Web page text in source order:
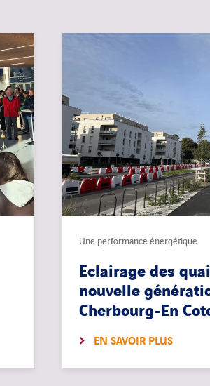
Une performance énergétique
Eclairage des
nouvelle
Cherbourg-En
EN SAVOIR PLUS